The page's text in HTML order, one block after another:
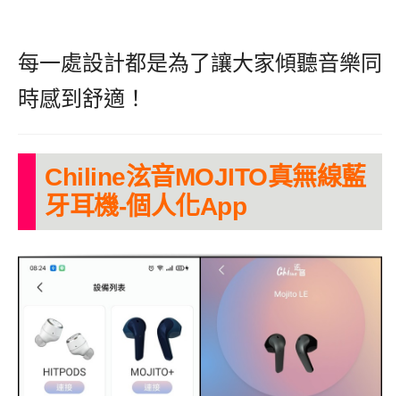
每一處設計都是為了讓大家傾聽音樂同
時感到舒適！
Chiline泫音MOJITO真無線藍
牙耳機-個人化App